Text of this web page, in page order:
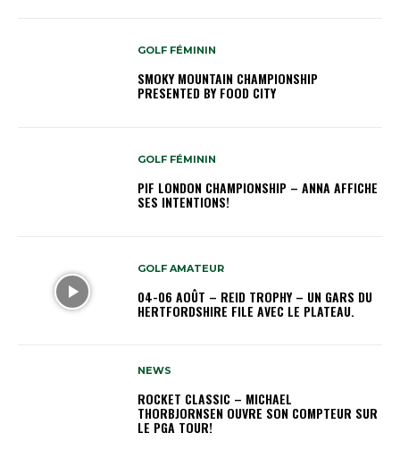
GOLF FÉMININ
SMOKY MOUNTAIN CHAMPIONSHIP
PRESENTED BY FOOD CITY
GOLF FÉMININ
PIF LONDON CHAMPIONSHIP – ANNA AFFICHE
SES INTENTIONS!
GOLF AMATEUR
04-06 AOÛT – REID TROPHY – UN GARS DU
HERTFORDSHIRE FILE AVEC LE PLATEAU.
NEWS
ROCKET CLASSIC – MICHAEL
THORBJORNSEN OUVRE SON COMPTEUR SUR
LE PGA TOUR!